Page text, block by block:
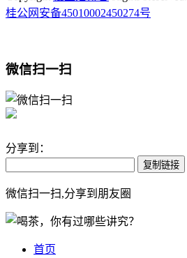
桂公网安备45010002450274号
微信扫一扫
分享到：
复制链接
微信扫一扫,分享到朋友圈
首页